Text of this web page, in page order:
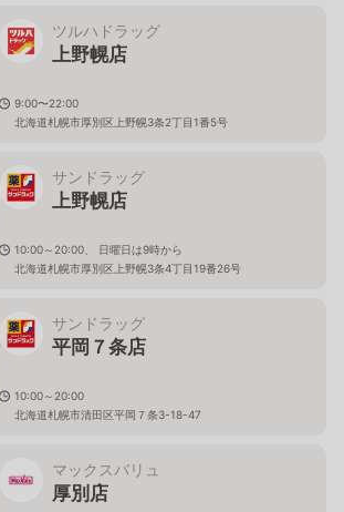
ツルハドラッグ
上野幌店
9:00〜22:00
北海道札幌市厚別区上野幌3条2丁目1番5号
サンドラッグ
上野幌店
10:00～20:00、 日曜日は9時から
北海道札幌市厚別区上野幌3条4丁目19番26号
サンドラッグ
平岡７条店
10:00～20:00
北海道札幌市清田区平岡７条3-18-47
マックスバリュ
厚別店